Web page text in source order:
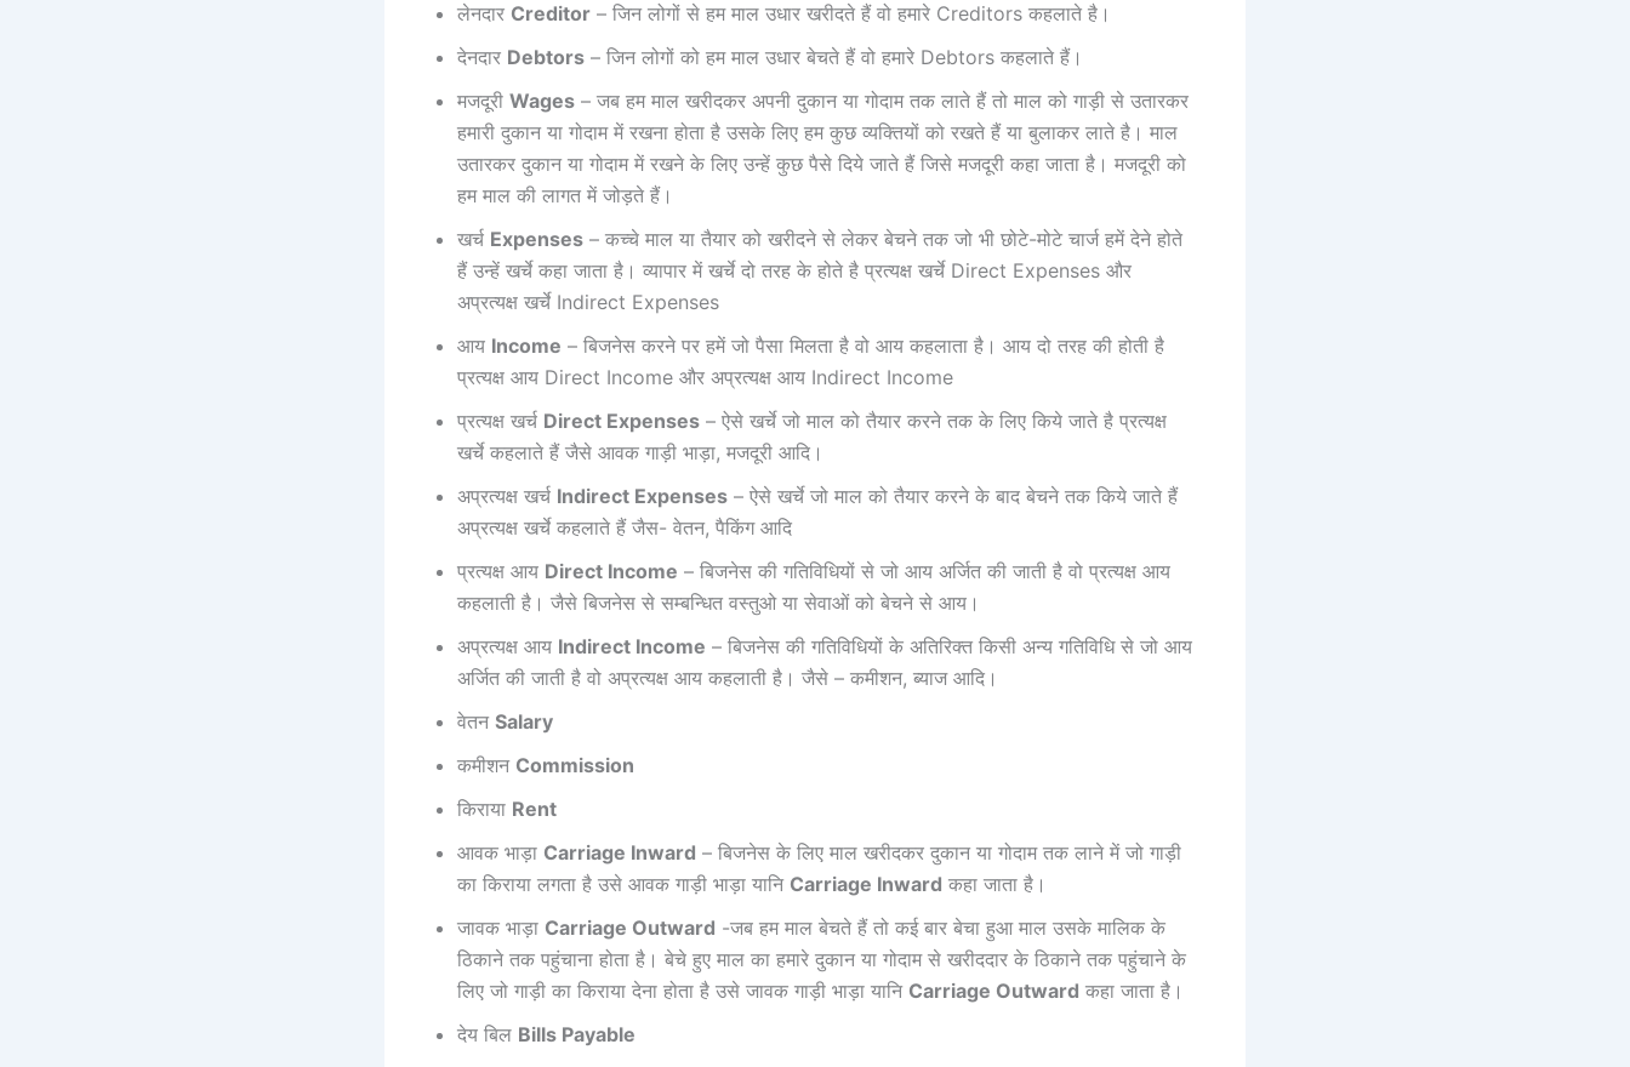
लेनदार Creditor – जिन लोगों से हम माल उधार खरीदते हैं वो हमारे Creditors कहलाते है।
देनदार Debtors – जिन लोगों को हम माल उधार बेचते हैं वो हमारे Debtors कहलाते हैं।
मजदूरी Wages – जब हम माल खरीदकर अपनी दुकान या गोदाम तक लाते हैं तो माल को गाड़ी से उतारकर
हमारी दुकान या गोदाम में रखना होता है उसके लिए हम कुछ व्यक्तियों को रखते हैं या बुलाकर लाते है। माल
उतारकर दुकान या गोदाम में रखने के लिए उन्हें कुछ पैसे दिये जाते हैं जिसे मजदूरी कहा जाता है। मजदूरी को
हम माल की लागत में जोड़ते हैं।
खर्च Expenses – कच्चे माल या तैयार को खरीदने से लेकर बेचने तक जो भी छोटे-मोटे चार्ज हमें देने होते
हैं उन्हें खर्चे कहा जाता है। व्यापार में खर्चे दो तरह के होते है प्रत्यक्ष खर्चे Direct Expenses और
अप्रत्यक्ष खर्चे Indirect Expenses
आय Income – बिजनेस करने पर हमें जो पैसा मिलता है वो आय कहलाता है। आय दो तरह की होती है
प्रत्यक्ष आय Direct Income और अप्रत्यक्ष आय Indirect Income
प्रत्यक्ष खर्च Direct Expenses – ऐसे खर्चे जो माल को तैयार करने तक के लिए किये जाते है प्रत्यक्ष
खर्चे कहलाते हैं जैसे आवक गाड़ी भाड़ा, मजदूरी आदि।
अप्रत्यक्ष खर्च Indirect Expenses – ऐसे खर्चे जो माल को तैयार करने के बाद बेचने तक किये जाते हैं
अप्रत्यक्ष खर्चे कहलाते हैं जैस- वेतन, पैकिंग आदि
प्रत्यक्ष आय Direct Income – बिजनेस की गतिविधियों से जो आय अर्जित की जाती है वो प्रत्यक्ष आय
कहलाती है। जैसे बिजनेस से सम्बन्धित वस्तुओ या सेवाओं को बेचने से आय।
अप्रत्यक्ष आय Indirect Income – बिजनेस की गतिविधियों के अतिरिक्त किसी अन्य गतिविधि से जो आय
अर्जित की जाती है वो अप्रत्यक्ष आय कहलाती है। जैसे – कमीशन, ब्याज आदि।
वेतन Salary
कमीशन Commission
किराया Rent
आवक भाड़ा Carriage Inward – बिजनेस के लिए माल खरीदकर दुकान या गोदाम तक लाने में जो गाड़ी
का किराया लगता है उसे आवक गाड़ी भाड़ा यानि Carriage Inward कहा जाता है।
जावक भाड़ा Carriage Outward -जब हम माल बेचते हैं तो कई बार बेचा हुआ माल उसके मालिक के
ठिकाने तक पहुंचाना होता है। बेचे हुए माल का हमारे दुकान या गोदाम से खरीददार के ठिकाने तक पहुंचाने के
लिए जो गाड़ी का किराया देना होता है उसे जावक गाड़ी भाड़ा यानि Carriage Outward कहा जाता है।
देय बिल Bills Payable